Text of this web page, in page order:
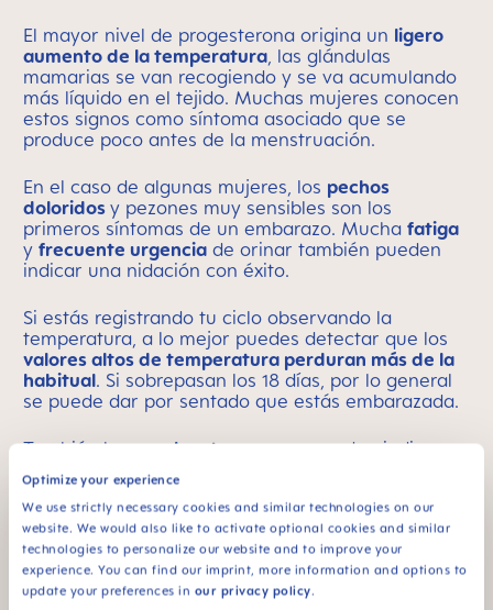
Optimize your experience
We use strictly necessary cookies and similar technologies on our
website. We would also like to activate optional cookies and similar
technologies to personalize our website and to improve your
experience. You can find our imprint, more information and options to
update your preferences in our privacy policy.
El mayor nivel de progesterona origina un ligero
aumento de la temperatura, las glándulas
mamarias se van recogiendo y se va acumulando
más líquido en el tejido. Muchas mujeres conocen
estos signos como síntoma asociado que se
produce poco antes de la menstruación.
En el caso de algunas mujeres, los pechos
doloridos y pezones muy sensibles son los
primeros síntomas de un embarazo. Mucha fatiga
y frecuente urgencia de orinar también pueden
indicar una nidación con éxito.
Si estás registrando tu ciclo observando la
temperatura, a lo mejor puedes detectar que los
valores altos de temperatura perduran más de la
habitual. Si sobrepasan los 18 días, por lo general
se puede dar por sentado que estás embarazada.
También laspruebas tempranaspueden indicar ya
un embarazo. Estas miden la concentración de
HCG en la orina. Esta es especialmente alta por la
mañana: lo mejor es realizar la prueba
directamente después de levantarte. Si la prueba
todavía no indica el resultado deseado, no quiere
decir que no haya funcionado. La calidad de las
pruebas y la producción de hormonas varían